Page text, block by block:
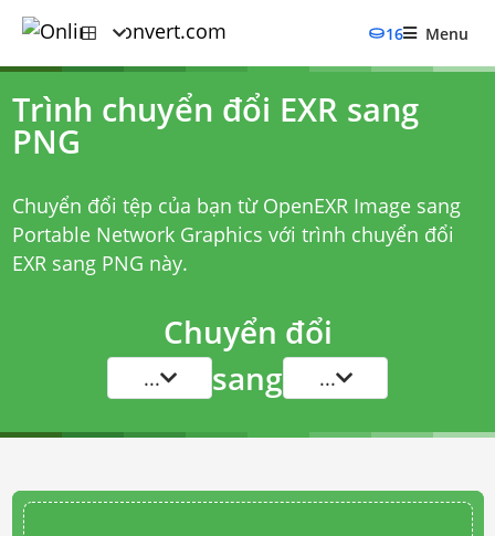
16 Menu
Trình chuyển đổi EXR sang
PNG
Chuyển đổi tệp của bạn từ OpenEXR Image sang
Portable Network Graphics với trình chuyển đổi
EXR sang PNG này.
Chuyển đổi
... sang ...